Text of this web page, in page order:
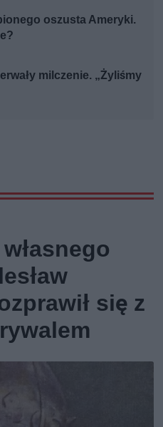
oszusta Ameryki.
milczenie. „Żyliśmy
się z